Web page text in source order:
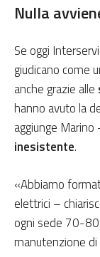
Nulla
Se oggi
giudicano come
anche grazie alle
hanno avuto la
aggiunge
inesistente.
«Abbiamo
elettrici –
ogni sede 70-
manutenzione